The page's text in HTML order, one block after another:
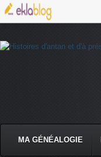
MA GÉNÉALOGIE